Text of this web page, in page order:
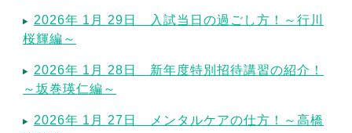
2026年 1月 29日 入試当日の過ごし方！～行川
桜輝編～
2026年 1月 28日 新年度特別招待講習の紹介！
～坂巻瑛仁編～
2026年 1月 27日 メンタルケアの仕方！～高橋